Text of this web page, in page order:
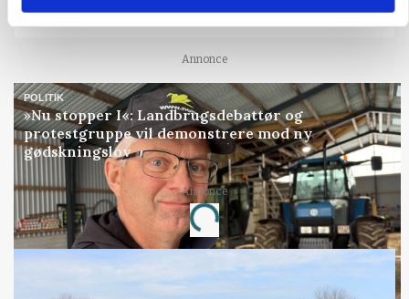
marked for biokul
Annonce
POLITIK
»Nu stopper I«: Landbrugsdebattør og
protestgruppe vil demonstrere mod ny
gødskningslov
Annonce
Loading...